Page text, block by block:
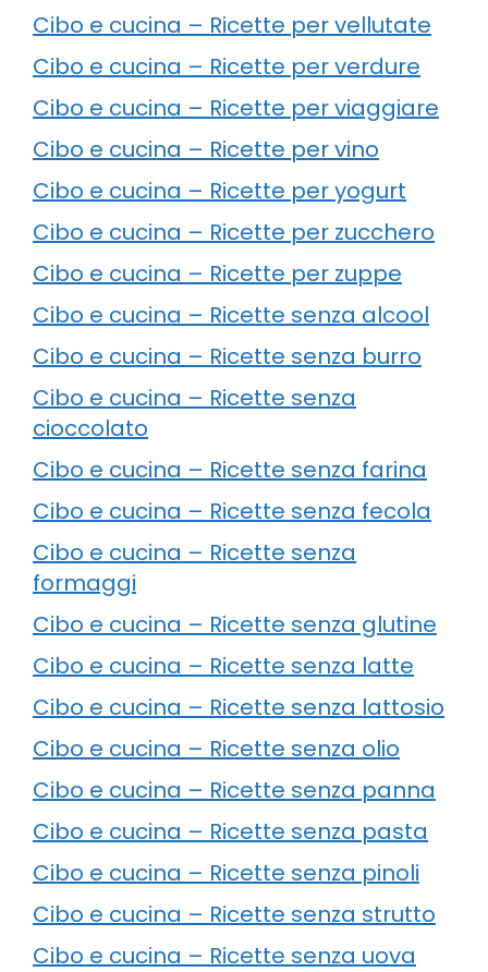
Cibo e cucina – Ricette per vellutate
Cibo e cucina – Ricette per verdure
Cibo e cucina – Ricette per viaggiare
Cibo e cucina – Ricette per vino
Cibo e cucina – Ricette per yogurt
Cibo e cucina – Ricette per zucchero
Cibo e cucina – Ricette per zuppe
Cibo e cucina – Ricette senza alcool
Cibo e cucina – Ricette senza burro
Cibo e cucina – Ricette senza
cioccolato
Cibo e cucina – Ricette senza farina
Cibo e cucina – Ricette senza fecola
Cibo e cucina – Ricette senza
formaggi
Cibo e cucina – Ricette senza glutine
Cibo e cucina – Ricette senza latte
Cibo e cucina – Ricette senza lattosio
Cibo e cucina – Ricette senza olio
Cibo e cucina – Ricette senza panna
Cibo e cucina – Ricette senza pasta
Cibo e cucina – Ricette senza pinoli
Cibo e cucina – Ricette senza strutto
Cibo e cucina – Ricette senza uova